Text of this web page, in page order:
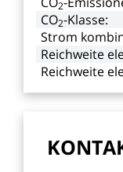
2
CO2-Klasse:
Strom
Reichweite
Reichweite